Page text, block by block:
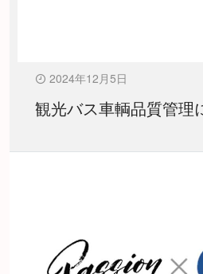
2024年12月5日
観光バス車輌品質管理